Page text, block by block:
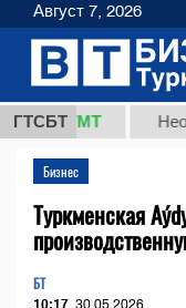
ГТСБТ
Бизнес
Туркменская
БТ
10:17 30.05.2026
Август 7, 2026